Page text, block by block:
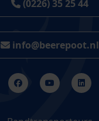
(0226) 35 25 44
info@beerepoot.nl